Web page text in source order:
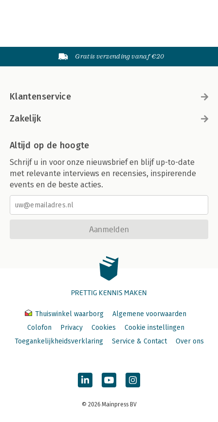
Gratis verzending vanaf €20
Klantenservice
Zakelijk
Altijd op de hoogte
Schrijf u in voor onze nieuwsbrief en blijf up-to-date
met relevante interviews en recensies, inspirerende
events en de beste acties.
Aanmelden
PRETTIG KENNIS MAKEN
Thuiswinkel waarborg
Algemene voorwaarden
Colofon
Privacy Cookies
Cookie instellingen
Toegankelijkheidsverklaring
Service & Contact Over ons
© 2026 Mainpress BV